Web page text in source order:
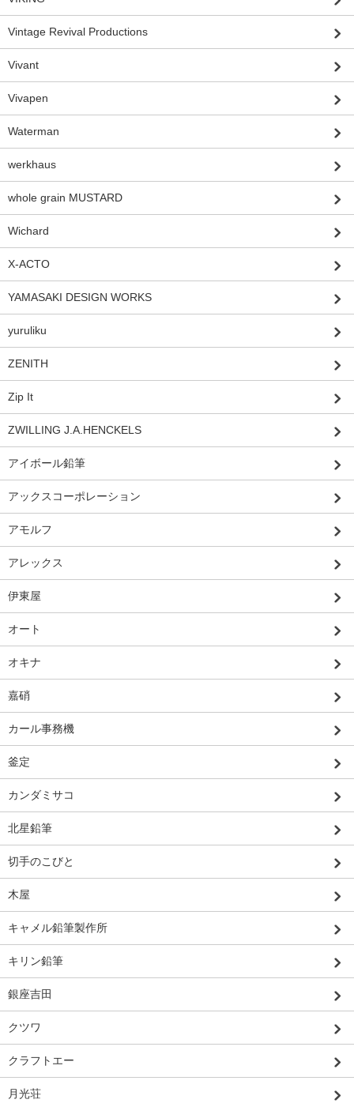
Vintage Revival Productions
Vivant
Vivapen
Waterman
werkhaus
whole grain MUSTARD
Wichard
X-ACTO
YAMASAKI DESIGN WORKS
yuruliku
ZENITH
Zip It
ZWILLING J.A.HENCKELS
アイボール鉛筆
アックスコーポレーション
アモルフ
アレックス
伊東屋
オート
オキナ
嘉硝
カール事務機
釜定
カンダミサコ
北星鉛筆
切手のこびと
木屋
キャメル鉛筆製作所
キリン鉛筆
銀座吉田
クツワ
クラフトエー
月光荘